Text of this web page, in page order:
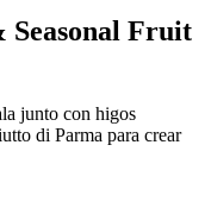
Fruit
junto con higos
di Parma para crear